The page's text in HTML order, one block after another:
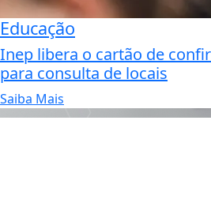
Educação
Inep libera o cartão de
para consulta de locais
Saiba Mais